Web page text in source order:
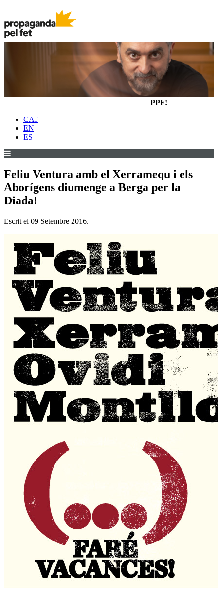
PPF!
CAT
EN
ES
Feliu Ventura amb el Xerramequ i els
Aborígens diumenge a Berga per la
Diada!
Escrit el 09 Setembre 2016.